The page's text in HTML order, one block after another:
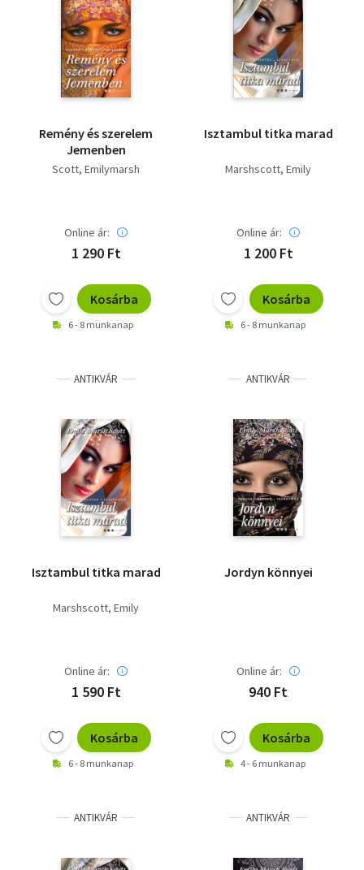
Remény és szerelem
Jemenben
Scott, Emilymarsh
Online ár:
1 290 Ft
Kosárba
6 - 8 munkanap
Isztambul titka marad
Marshscott, Emily
Online ár:
1 200 Ft
Kosárba
6 - 8 munkanap
ANTIKVÁR
Isztambul titka marad
Marshscott, Emily
Online ár:
1 590 Ft
Kosárba
6 - 8 munkanap
ANTIKVÁR
Jordyn könnyei
Online ár:
940 Ft
Kosárba
4 - 6 munkanap
ANTIKVÁR ANTIKVÁR